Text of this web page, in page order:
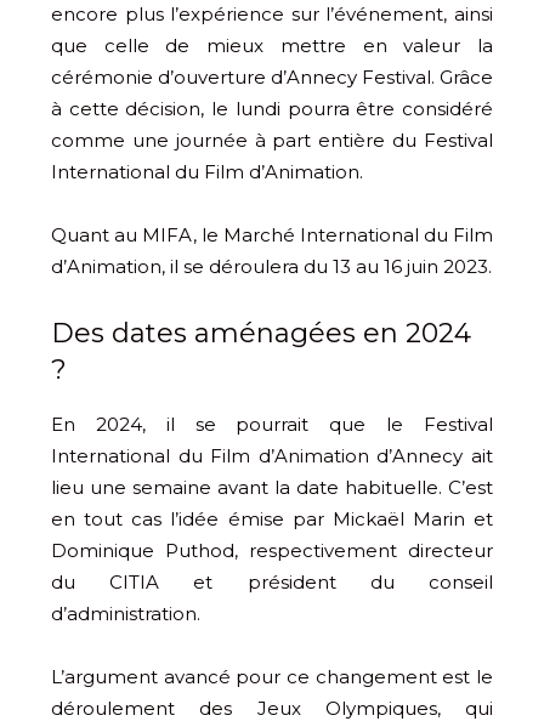
encore plus l’expérience sur l’événement, ainsi
que celle de mieux mettre en valeur la
cérémonie d’ouverture d’Annecy Festival. Grâce
à cette décision, le lundi pourra être considéré
comme une journée à part entière du Festival
International du Film d’Animation.
Quant au MIFA, le Marché International du Film
d’Animation, il se déroulera du 13 au 16 juin 2023.
Des dates aménagées en 2024
?
En 2024, il se pourrait que le Festival
International du Film d’Animation d’Annecy ait
lieu une semaine avant la date habituelle. C’est
en tout cas l’idée émise par Mickaël Marin et
Dominique Puthod, respectivement directeur
du CITIA et président du conseil
d’administration.
L’argument avancé pour ce changement est le
déroulement des Jeux Olympiques, qui